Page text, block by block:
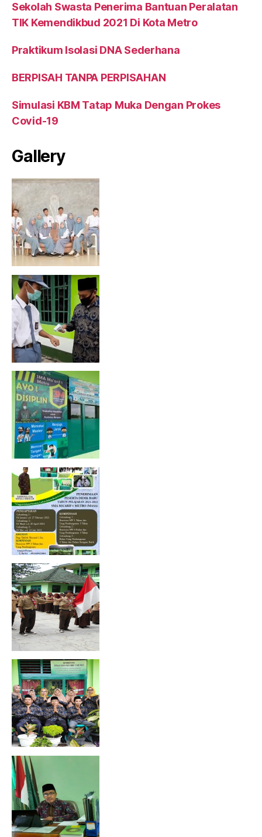
Sekolah Swasta Penerima Bantuan Peralatan
TIK Kemendikbud 2021 Di Kota Metro
Praktikum Isolasi DNA Sederhana
BERPISAH TANPA PERPISAHAN
Simulasi KBM Tatap Muka Dengan Prokes
Covid-19
Gallery